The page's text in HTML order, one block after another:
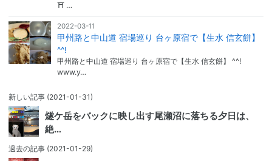
⛩ …
2022-03-11
甲州路と中山道 宿場巡り 台ヶ原宿で【生水 信玄餅】
^^!
甲州路と中山道 宿場巡り 台ヶ原宿で【生水 信玄餅】 ^^!
www.y…
新しい記事 (2021-01-31)
燧ケ岳をバックに映し出す尾瀬沼に落ちる夕日は、
絶…
過去の記事 (2021-01-29)